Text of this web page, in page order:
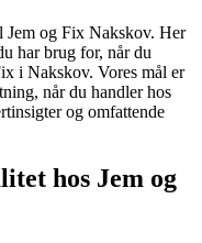
Jem og Fix Nakskov. Her
har brug for, når du
i Nakskov. Vores mål er
når du handler hos
og omfattende
hos Jem og